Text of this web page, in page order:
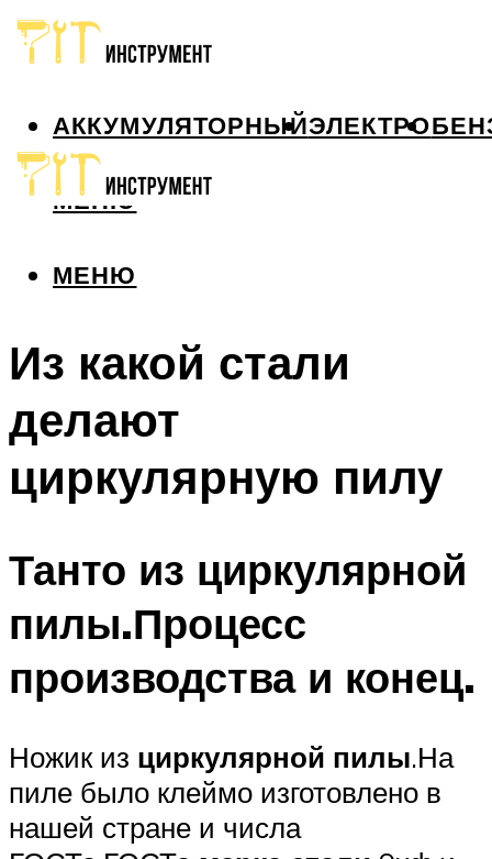
АККУМУЛЯТОРНЫЙЭЛЕКТРО
МЕНЮ
МЕНЮ
Из какой стали
делают
циркулярную пилу
Танто из циркулярной
пилы.Процесс
производства и конец.
Ножик из циркулярной пилы.На
пиле было клеймо изготовлено в
нашей стране и числа